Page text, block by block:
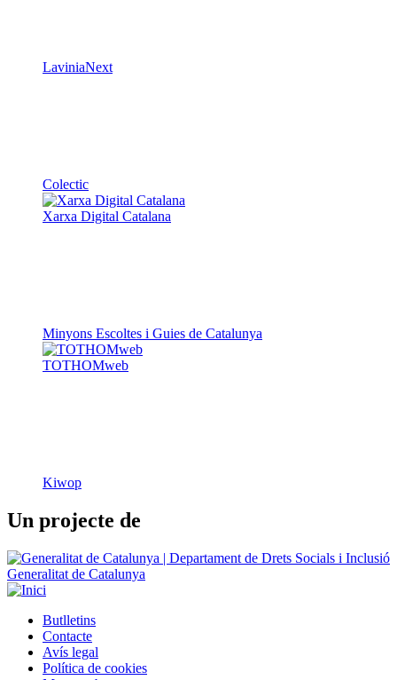
LaviniaNext
Colectic
Xarxa Digital Catalana
Generalitat de Catalunya
Peu
Butlletins
Contacte
Avís legal
Política de cookies
Mapa web
Declaració d'accessibilitat